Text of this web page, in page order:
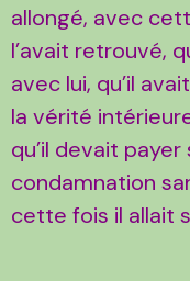
allongé, avec
l’avait retrouvé,
avec lui, qu’il
la vérité
qu’il devait
condamnation
cette fois il allait